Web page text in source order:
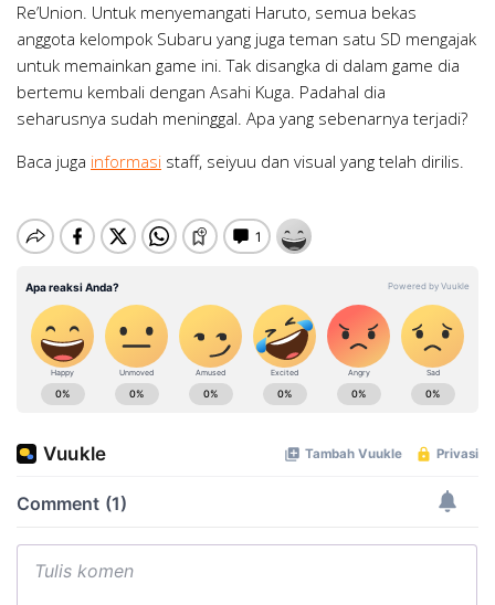
Re’Union. Untuk menyemangati Haruto, semua bekas
anggota kelompok Subaru yang juga teman satu SD mengajak
untuk memainkan game ini. Tak disangka di dalam game dia
bertemu kembali dengan Asahi Kuga. Padahal dia
seharusnya sudah meninggal. Apa yang sebenarnya terjadi?
Baca juga informasi staff, seiyuu dan visual yang telah dirilis.